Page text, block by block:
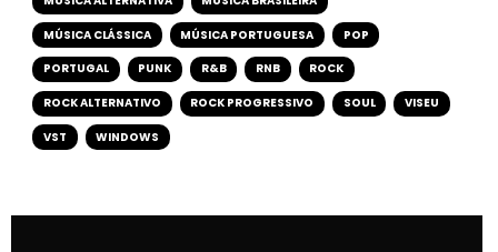
MÚSICA CLÁSSICA MÚSICA PORTUGUESA POP
PORTUGAL PUNK R&B RNB ROCK
ROCK ALTERNATIVO ROCK PROGRESSIVO SOUL VISEU
VST WINDOWS